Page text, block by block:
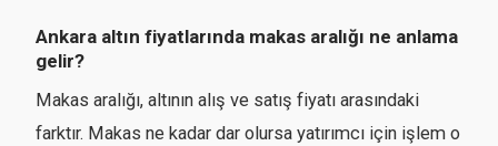
Ankara altın fiyatlarında makas aralığı ne anlama
gelir?
Makas aralığı, altının alış ve satış fiyatı arasındaki
farktır. Makas ne kadar dar olursa yatırımcı için işlem o